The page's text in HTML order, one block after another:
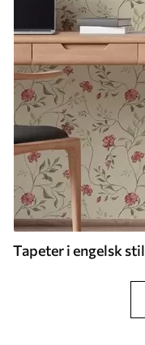
Tapeter i engelsk stil